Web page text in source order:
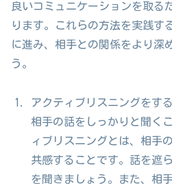
良いコミュニケーションを取る
ります。これらの方法を実践す
に進み、相手との関係をより深
う。
アクティブリスニングをする
相手の話をしっかりと聞く
ィブリスニングとは、相手
共感することです。話を遮
を聞きましょう。また、相